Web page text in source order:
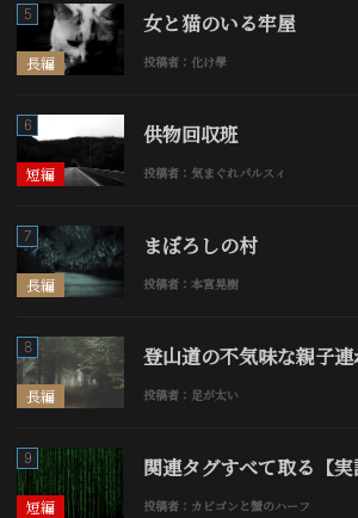
長編
5 女と猫のいる牢屋
投稿者：化け學
短編
6 供物回収班
投稿者：気まぐれパルスィ
長編
7 まぼろしの村
投稿者：本宮晃樹
長編
8 登山道の不気味な親子連
投稿者：足が太い
短編
9 関連タグすべて取る【実
投稿者：カビゴンと蟹のハーフ